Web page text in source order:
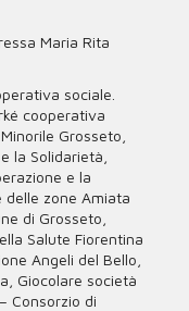
Maria Rita
sociale.
cooperativa
Grosseto,
la Solidarietà,
e la
delle zone Amiata
di Grosseto,
Salute Fiorentina
Angeli del Bello,
Giocolare società
Consorzio di